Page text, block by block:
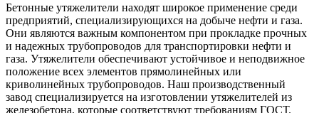
Бетонные утяжелители находят широкое применение среди
предприятий, специализирующихся на добыче нефти и газа.
Они являются важным компонентом при прокладке прочных
и надежных трубопроводов для транспортировки нефти и
газа. Утяжелители обеспечивают устойчивое и неподвижное
положение всех элементов прямолинейных или
криволинейных трубопроводов. Наш производственный
завод специализируется на изготовлении утяжелителей из
железобетона, которые соответствуют требованиям ГОСТ.